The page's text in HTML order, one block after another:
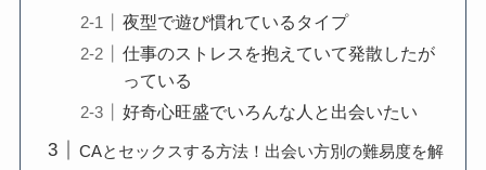
夜型で遊び慣れているタイプ
仕事のストレスを抱えていて発散したが
っている
好奇心旺盛でいろんな人と出会いたい
CAとセックスする方法！出会い方別の難易度を解